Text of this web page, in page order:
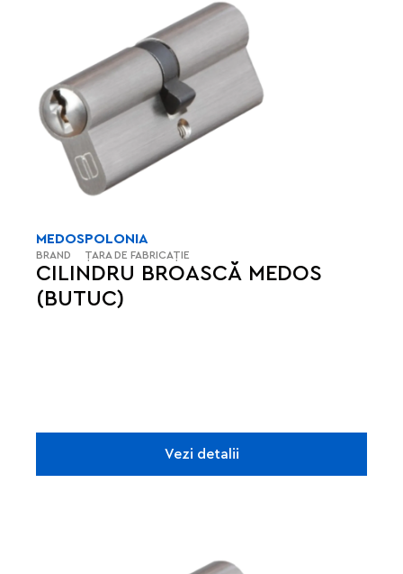
CILINDRU BROASCĂ MEDOS
(BUTUC)
MEDOS
BRAND
POLONIA
ȚARA DE FABRICAȚIE
Vezi detalii